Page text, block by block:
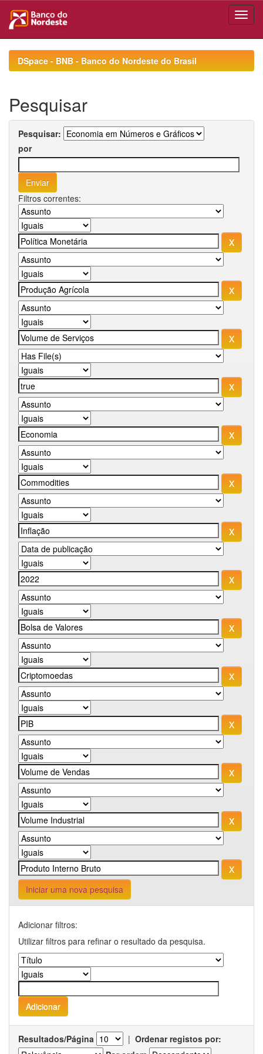
navigationDSpace - BNB - Banco do Nordeste do Brasil
Pesquisar
Pesquisar:
por
Filtros correntes:
Iniciar uma nova pesquisa
Adicionar filtros:
Utilizar filtros para refinar o resultado da pesquisa.
Resultados/Página | Ordenar registos por: